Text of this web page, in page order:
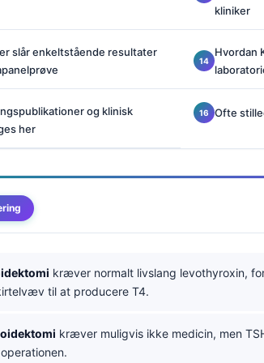
kliniker
slår enkeltstående resultater
Hvordan
og klinisk
her
Ofte
kræver normalt livslang levothyroxin,
til at producere T4.
kræver muligvis ikke medicin, men